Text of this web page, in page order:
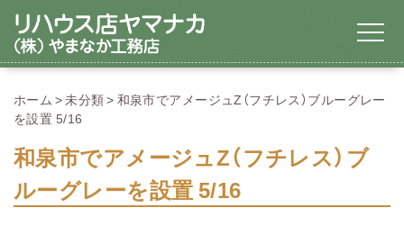
ホーム 未分類
和泉市でアメージュZ（フチレス）ブルーグレー
を設置 5/16
和泉市でアメージュZ（フチレス）ブ
ルーグレーを設置 5/16